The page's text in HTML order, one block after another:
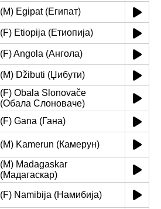
(M) Egipat (Египат)
(F) Etiopija (Етиопија)
(F) Angola (Ангола)
(M) Džibuti (Џибути)
(F) Obala Slonovače
(Обала Слоноваче)
(F) Gana (Гана)
(M) Kamerun (Камерун)
(M) Madagaskar
(Мадагаскар)
(F) Namibija (Намибија)